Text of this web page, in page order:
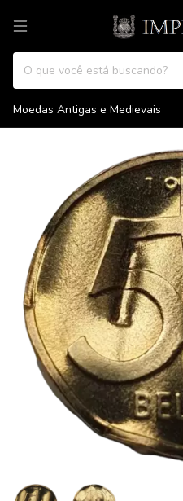
Moedas Antigas e Medievais